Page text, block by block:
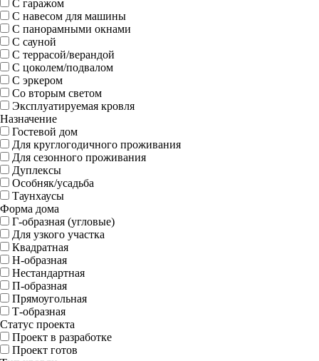
С гаражом
С навесом для машины
С панорамными окнами
С сауной
С террасой/верандой
С цоколем/подвалом
С эркером
Со вторым светом
Эксплуатируемая кровля
Назначение
Гостевой дом
Для круглогодичного проживания
Для сезонного проживания
Дуплексы
Особняк/усадьба
Таунхаусы
Форма дома
Г-образная (угловые)
Для узкого участка
Квадратная
Н-образная
Нестандартная
П-образная
Прямоугольная
Т-образная
Статус проекта
Проект в разработке
Проект готов